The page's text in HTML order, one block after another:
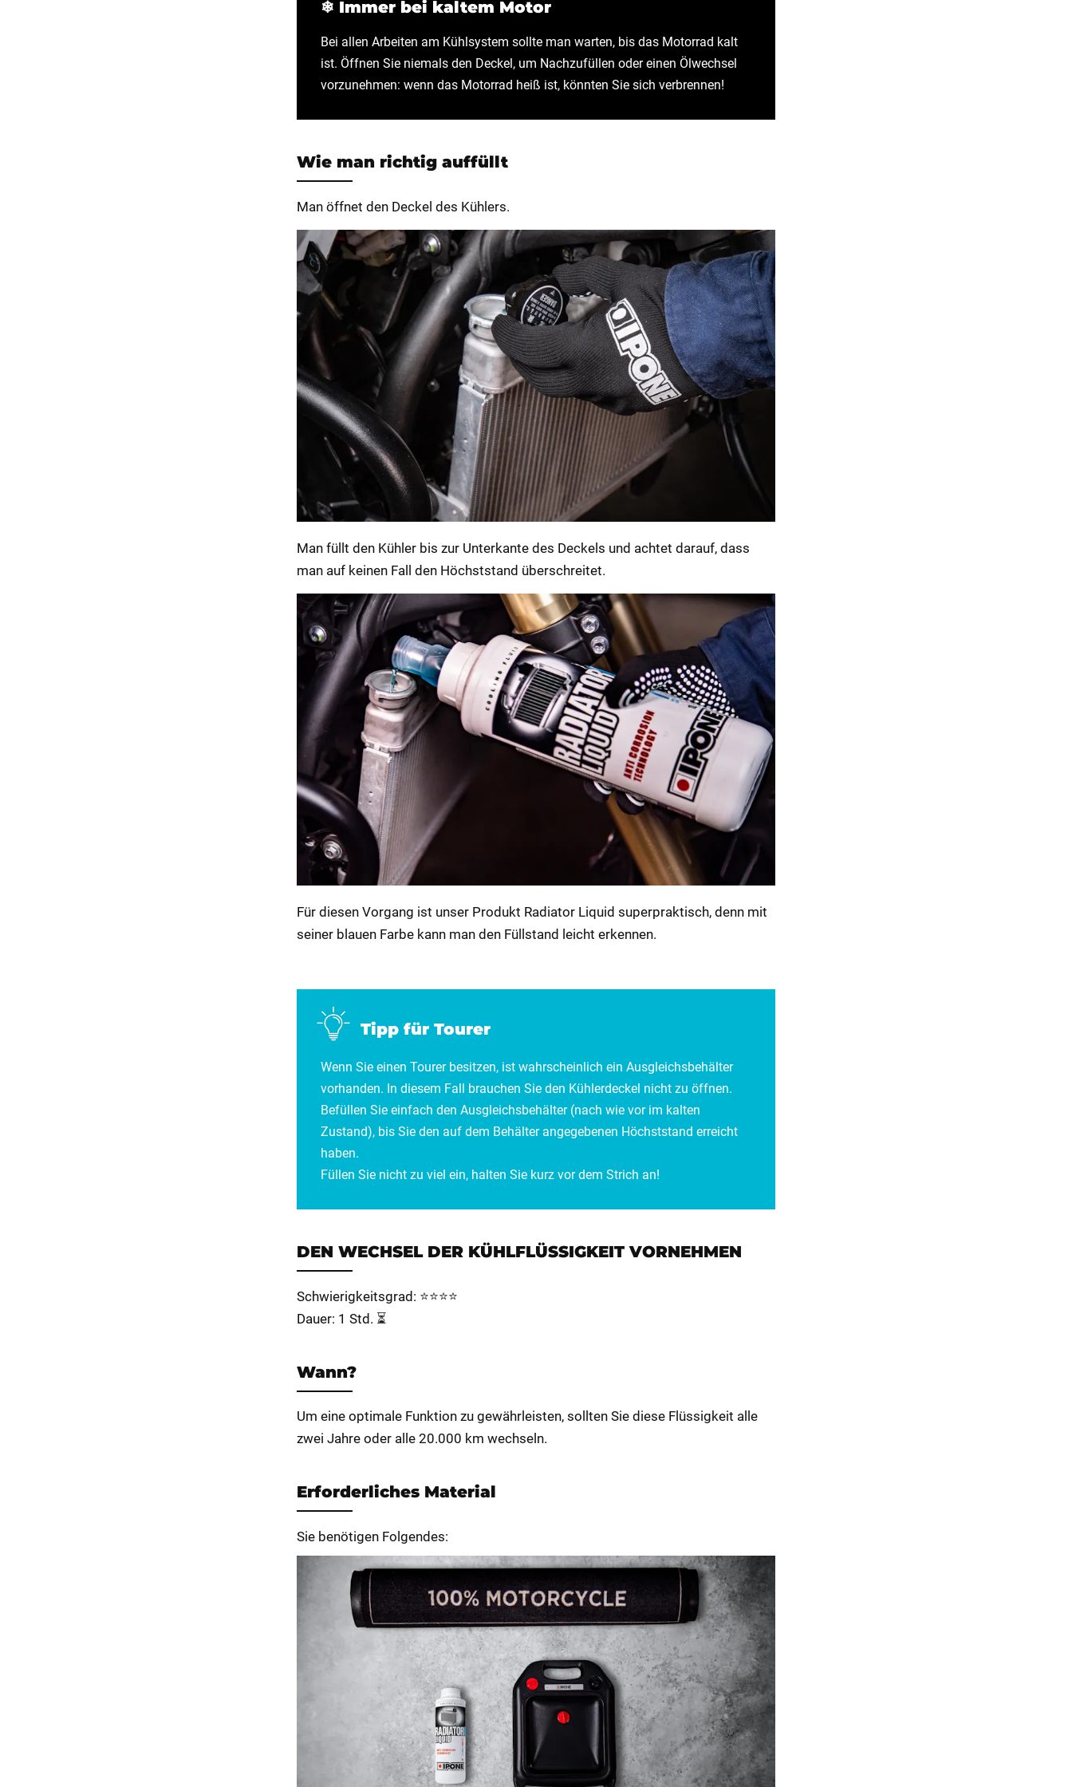
❄ Immer bei kaltem Motor
Bei allen Arbeiten am Kühlsystem sollte man warten, bis das Motorrad kalt
ist. Öffnen Sie niemals den Deckel, um Nachzufüllen oder einen Ölwechsel
vorzunehmen: wenn das Motorrad heiß ist, könnten Sie sich verbrennen!
Wie man richtig auffüllt
Man öffnet den Deckel des Kühlers.
Man füllt den Kühler bis zur Unterkante des Deckels und achtet darauf, dass
man auf keinen Fall den Höchststand überschreitet.
Für diesen Vorgang ist unser Produkt Radiator Liquid superpraktisch, denn mit
seiner blauen Farbe kann man den Füllstand leicht erkennen.
Tipp für Tourer
Wenn Sie einen Tourer besitzen, ist wahrscheinlich ein Ausgleichsbehälter
vorhanden. In diesem Fall brauchen Sie den Kühlerdeckel nicht zu öffnen.
Befüllen Sie einfach den Ausgleichsbehälter (nach wie vor im kalten
Zustand), bis Sie den auf dem Behälter angegebenen Höchststand erreicht
haben.
Füllen Sie nicht zu viel ein, halten Sie kurz vor dem Strich an!
DEN WECHSEL DER KÜHLFLÜSSIGKEIT VORNEHMEN
Schwierigkeitsgrad: ⭐⭐⭐⭐
Dauer: 1 Std. ⏳
Wann?
Um eine optimale Funktion zu gewährleisten, sollten Sie diese Flüssigkeit alle
zwei Jahre oder alle 20.000 km wechseln.
Erforderliches Material
Sie benötigen Folgendes: